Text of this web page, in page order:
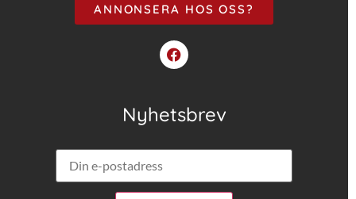
ANNONSERA HOS OSS?
Nyhetsbrev